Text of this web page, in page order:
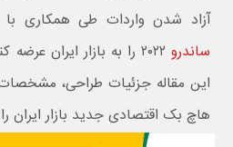
آزاد شدن واردات طی همکاری
ساندرو
۲۰۲۲ را به بازار ایران
این مقاله جزئیات طراحی،
هاچ بک اقتصادی جدید بازار ایران